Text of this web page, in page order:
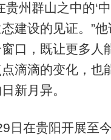
贵州群山之中的‘
建设的见证。”
口，既让更多人
滴滴的变化，也
新月异。
日在贵阳开展至